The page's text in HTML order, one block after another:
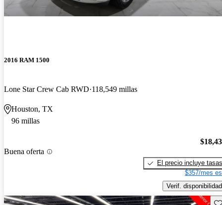
2016 RAM 1500
Lone Star Crew Cab RWD 118,549 millas
Houston, TX
96 millas
Buena oferta
El precio incluye tasas
$357/mes
Verif. disponibilidad